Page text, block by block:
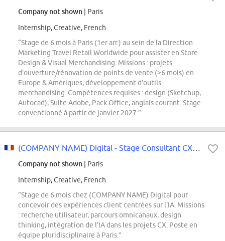
Company not shown | Paris
Internship, Creative, French
“Stage de 6 mois à Paris (1er arr.) au sein de la Direction
Marketing Travel Retail Worldwide pour assister en Store
Design & Visual Merchandising. Missions : projets
d'ouverture/rénovation de points de vente (>6 mois) en
Europe & Amériques, développement d'outils
merchandising. Compétences requises : design (Sketchup,
Autocad), Suite Adobe, Pack Office, anglais courant. Stage
conventionné à partir de janvier 2027.”
Company not shown | Paris
Internship, Creative, French
“Stage de 6 mois chez (COMPANY NAME) Digital pour
concevoir des expériences client centrées sur l'IA. Missions
: recherche utilisateur, parcours omnicanaux, design
thinking, intégration de l'IA dans les projets CX. Poste en
équipe pluridisciplinaire à Paris.”